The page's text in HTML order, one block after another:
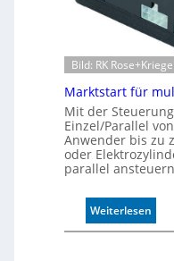
e
g
s
e
n
s
o
r
ü
b
r
w
a
Bild: RK
Marktstart für
Mit der
Einzel/Parallel
Anwender bis zu
oder
parallel
Weiterlesen:
M